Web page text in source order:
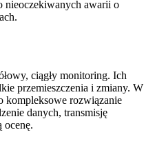
nieoczekiwanych awarii o
ciągły monitoring. Ich
przemieszczenia i zmiany. W
kompleksowe rozwiązanie
danych, transmisję
ocenę.